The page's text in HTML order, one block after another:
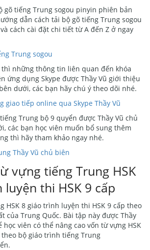
gõ tiếng Trung sogou pinyin phiên bản
dẫn cách tải bộ gõ tiếng Trung sogou
cách cài đặt chi tiết từ A đến Z ở ngay
Trung sogou
thì những thông tin liên quan đến khóa
ứng dụng Skype được Thầy Vũ giới thiệu
dưới, các bạn hãy chú ý theo dõi nhé.
giao tiếp online qua Skype Thầy Vũ
Trung bộ 9 quyển được Thầy Vũ chủ
các bạn học viên muốn bổ sung thêm
thì hãy tham khảo ngay nhé.
Thầy Vũ chủ biên
vựng tiếng Trung HSK
thi HSK 9 cấp
HSK 8 giáo trình luyện thi HSK 9 cấp theo
của Trung Quốc. Bài tập này được Thầy
viên có thể nâng cao vốn từ vựng HSK
bộ giáo trình tiếng Trung